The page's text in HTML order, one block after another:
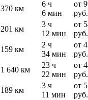
370 км
6 ч
6 мин
от
руб.
201 км
3 ч
12 мин
от
руб.
159 км
2 ч
34 мин
от
руб.
1 640 км
23 ч
22 мин
от
руб.
189 км
3 ч
11 мин
от
руб.